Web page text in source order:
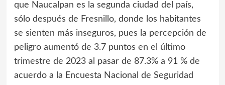
que Naucalpan es la segunda ciudad del país,
sólo después de Fresnillo, donde los habitantes
se sienten más inseguros, pues la percepción de
peligro aumentó de 3.7 puntos en el último
trimestre de 2023 al pasar de 87.3% a 91 % de
acuerdo a la Encuesta Nacional de Seguridad